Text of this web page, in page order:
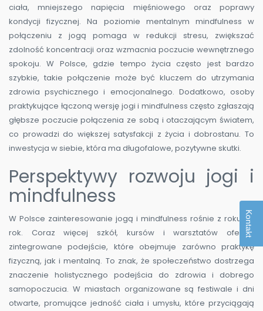
ciała, mniejszego napięcia mięśniowego oraz poprawy
kondycji fizycznej. Na poziomie mentalnym mindfulness w
połączeniu z jogą pomaga w redukcji stresu, zwiększać
zdolność koncentracji oraz wzmacnia poczucie wewnętrznego
spokoju. W Polsce, gdzie tempo życia często jest bardzo
szybkie, takie połączenie może być kluczem do utrzymania
zdrowia psychicznego i emocjonalnego. Dodatkowo, osoby
praktykujące łączoną wersję jogi i mindfulness często zgłaszają
głębsze poczucie połączenia ze sobą i otaczającym światem,
co prowadzi do większej satysfakcji z życia i dobrostanu. To
inwestycja w siebie, która ma długofalowe, pozytywne skutki.
Perspektywy rozwoju jogi i
mindfulness
W Polsce zainteresowanie jogą i mindfulness rośnie z roku na
rok. Coraz więcej szkół, kursów i warsztatów oferuje
zintegrowane podejście, które obejmuje zarówno praktykę
fizyczną, jak i mentalną. To znak, że społeczeństwo dostrzega
znaczenie holistycznego podejścia do zdrowia i dobrego
samopoczucia. W miastach organizowane są festiwale i dni
otwarte, promujące jedność ciała i umysłu, które przyciągają
Kontakt